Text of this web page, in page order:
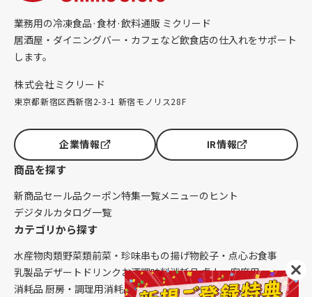
業務用の冷凍食品·食材·飲料通販 ミクリード
居酒屋・ダイニングバー・カフェなど飲食店の仕入れをサポート
します。
株式会社ミクリード
東京都新宿区西新宿2-3-1 新宿モノリス28F
企業情報 IR情報
商品を探す
新商品セール品クーポン特集一覧メニューのヒント
デジタルカタログ一覧
カテゴリから探す
水産物肉類野菜類前菜・珍味串もの揚げ物餃子・点心お食事
乳製品デザート ドリンク お酒調味料消耗品 卓上・客席用
消耗品 厨房・調理用消耗品 クレンリネス生鮮品（配送便限定）